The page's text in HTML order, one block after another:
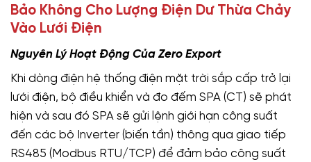
Bảo Không Cho Lượng Điện Dư Thừa Chảy
Vào Lưới Điện
Nguyên Lý Hoạt Động Của Zero Export
Khi dòng điện hệ thống điện mặt trời sắp cấp trở lại
lưới điện, bộ điều khiển và đo đếm SPA (CT) sẽ phát
hiện và sau đó SPA sẽ gửi lệnh giới hạn công suất
đến các bộ Inverter (biến tần) thông qua giao tiếp
RS485 (Modbus RTU/TCP) để đảm bảo công suất